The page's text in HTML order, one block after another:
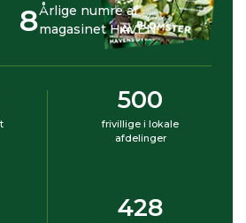
Årlige numre af
magasinet HAVEN
8
500
frivillige i lokale
afdelinger
428